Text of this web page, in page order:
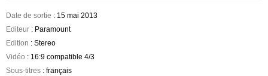
Date de sortie : 15 mai 2013
Editeur : Paramount
Edition : Stereo
Vidéo : 16:9 compatible 4/3
Sous-titres : français